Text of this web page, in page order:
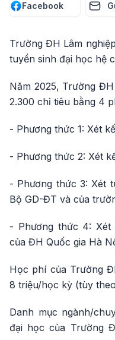
Facebook
Trường ĐH Lâm
tuyển sinh đại học hệ
Năm 2025, Trường
2.300 chỉ tiêu bằng 4
- Phương thức 1: Xét
- Phương thức 2: Xét
- Phương thức 3: Xét
Bộ GD-ĐT và của
- Phương thức 4:
của ĐH Quốc gia Hà
Học phí của Trường
8 triệu/học kỳ (tùy
Danh mục ngành/
đại học của Trường